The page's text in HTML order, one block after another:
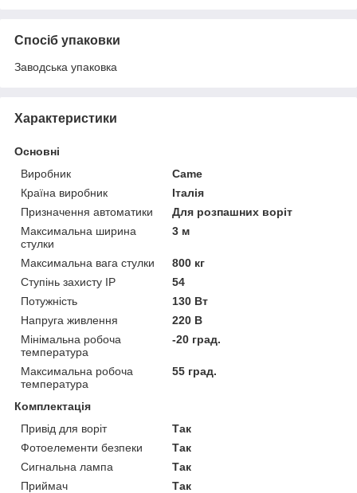
Спосіб упаковки
Заводська упаковка
Характеристики
Основні
Виробник
Came
Країна виробник
Італія
Призначення автоматики
Для розпашних воріт
Максимальна ширина
стулки
3 м
Максимальна вага стулки
800 кг
Ступінь захисту IP
54
Потужність
130 Вт
Напруга живлення
220 В
Мінімальна робоча
температура
-20 град.
Максимальна робоча
температура
55 град.
Комплектація
Привід для воріт
Так
Фотоелементи безпеки
Так
Сигнальна лампа
Так
Приймач
Так